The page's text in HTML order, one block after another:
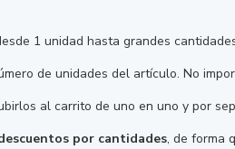
1 unidad hasta grandes
de unidades del artículo. No
al carrito de uno en uno y por
por cantidades, de forma